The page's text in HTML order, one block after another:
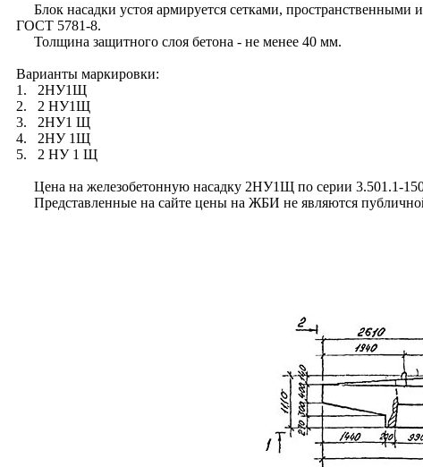
Блок насадки устоя армируется сетками,
ГОСТ 5781-8.
Толщина защитного слоя бетона - не менее 40 мм.
Варианты маркировки:
1. 2НУ1Щ
2. 2 НУ1Щ
3. 2НУ1 Щ
4. 2НУ 1Щ
5. 2 НУ 1 Щ
Цена на железобетонную насадку 2НУ1Щ по серии 3.501.1-150
Представленные на сайте цены на ЖБИ не являются